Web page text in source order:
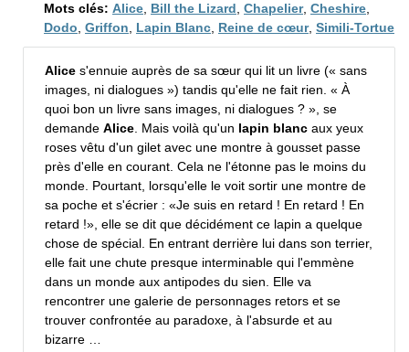
Mots clés: Alice, Bill the Lizard, Chapelier, Cheshire,
Dodo, Griffon, Lapin Blanc, Reine de cœur, Simili-Tortue
Alice s'ennuie auprès de sa sœur qui lit un livre (« sans
images, ni dialogues ») tandis qu'elle ne fait rien. « À
quoi bon un livre sans images, ni dialogues ? », se
demande Alice. Mais voilà qu'un lapin blanc aux yeux
roses vêtu d'un gilet avec une montre à gousset passe
près d'elle en courant. Cela ne l'étonne pas le moins du
monde. Pourtant, lorsqu'elle le voit sortir une montre de
sa poche et s'écrier : «Je suis en retard ! En retard ! En
retard !», elle se dit que décidément ce lapin a quelque
chose de spécial. En entrant derrière lui dans son terrier,
elle fait une chute presque interminable qui l'emmène
dans un monde aux antipodes du sien. Elle va
rencontrer une galerie de personnages retors et se
trouver confrontée au paradoxe, à l'absurde et au
bizarre …